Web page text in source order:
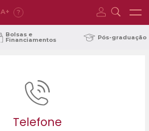
A+ ?
Bolsas e
Financiamentos Pós-graduação
Telefone